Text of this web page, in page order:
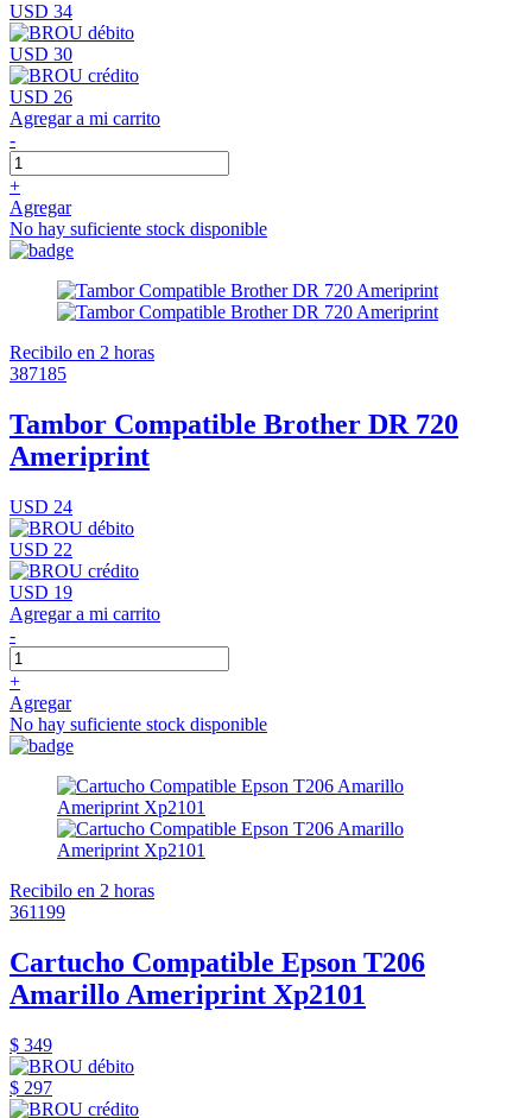
USD 34
USD 30
USD 26
Agregar a mi carrito
-
+
Agregar
No hay suficiente stock disponible
Recibilo en 2 horas
387185
Tambor Compatible Brother DR 720
Ameriprint
USD 24
USD 22
USD 19
Agregar a mi carrito
-
+
Agregar
No hay suficiente stock disponible
Recibilo en 2 horas
361199
Cartucho Compatible Epson T206
Amarillo Ameriprint Xp2101
$ 349
$ 297